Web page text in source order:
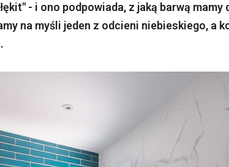
- i ono podpowiada, z jaką barwą
na myśli jeden z odcieni niebieskiego, a